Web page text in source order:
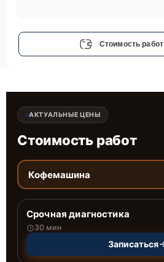
Стоимость работ
АКТУАЛЬНЫЕ ЦЕНЫ
Стоимость работ
Кофемашина
Срочная диагностика
30 мин
Записаться